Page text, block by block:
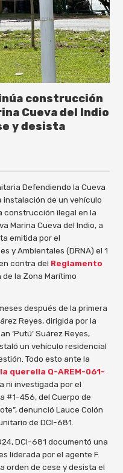
construcción
Cueva del Indio
y desista
Defendiendo la Cueva
instalación de un vehículo
construcción ilegal en la
Marina Cueva del Indio, a
emitida por el
y Ambientales (DRNA) el 1
contra del Reglamento
la Zona Marítimo
después de la primera
Reyes, dirigida por la
‘Putú’ Suárez Reyes,
un vehículo residencial
Todo esto ante la
la querella Q-AREM-061-
ni investigada por el
#1-456, del Cuerpo de
denunció Lauce Colón
de DCI-681.
DCI-681 documentó una
liderada por el agente F.
orden de cese y desista el